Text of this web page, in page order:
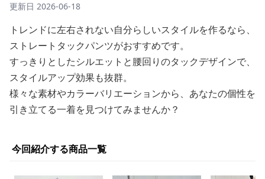
更新日 2026-06-18
トレンドに左右されない自分らしいスタイルを作るなら、
ストレートタックパンツがおすすめです。
すっきりとしたシルエットと腰回りのタックデザインで、
スタイルアップ効果も抜群。
様々な素材やカラーバリエーションから、あなたの個性を
引き立てる一着を見つけてみませんか？
今回紹介する商品一覧